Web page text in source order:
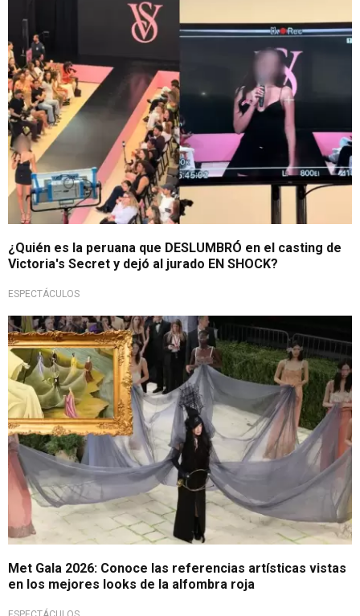
No es Natalie Vértiz ni Luciana Fuster
¿Quién es la peruana que DESLUMBRÓ en el casting de
Victoria's Secret y dejó al jurado EN SHOCK?
ESPECTÁCULOS
La moda se fusiona con el arte
Met Gala 2026: Conoce las referencias artísticas vistas
en los mejores looks de la alfombra roja